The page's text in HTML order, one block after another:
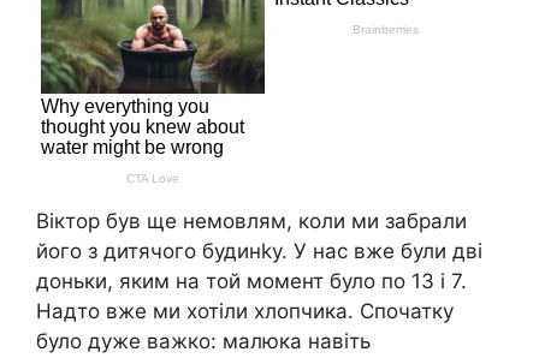
Віктор був ще немовлям, коли ми забрали
його з дитячого будинkу. У нас вже були дві
доньки, яким на той момент було по 13 і 7.
Надто вже ми хотіли хлопчика. Спочатку
було дуже важко: малюка навіть